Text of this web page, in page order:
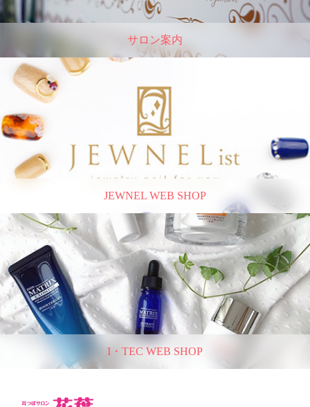
サロン案内
JEWNEL WEB SHOP
I・TEC WEB SHOP